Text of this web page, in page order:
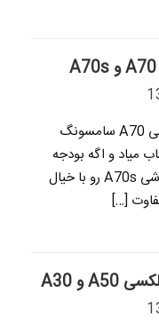
گوشی A70s در واقع نسخه ارتقا یافته گوشی A70 سامسونگ
و اگه بودجه
تون به گوشی پرچم دار نمیرسه ، میتونید گوشی A70s رو با خیال
[…]